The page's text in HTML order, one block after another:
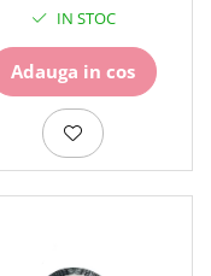
IN STOC
Adauga in cos